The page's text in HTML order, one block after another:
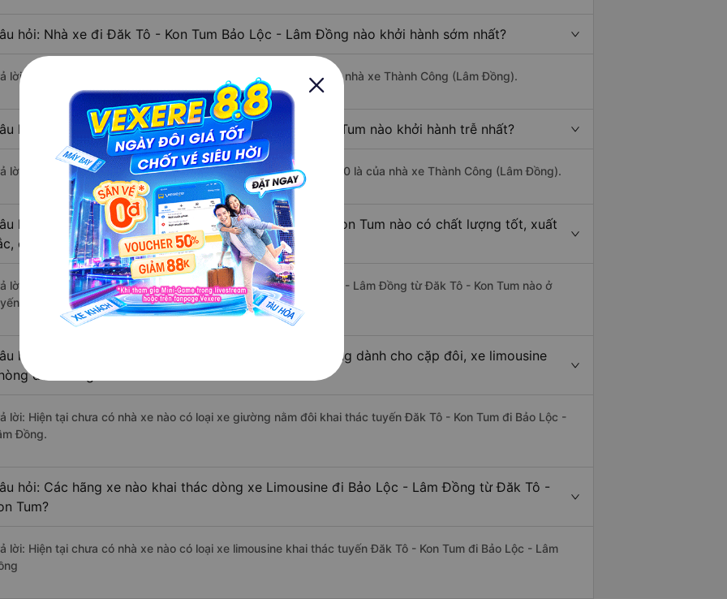
hỏi: Nhà xe đi Đăk Tô - Kon Tum Bảo Lộc - Lâm Đồng nào khởi hành sớm nhất?
lời: Chuyến xe có giờ xuất phát sớm nhất vào lúc 13:00 là của nhà xe Thành Công (Lâm Đồng).
hỏi: Nhà xe đi Bảo Lộc - Lâm Đồng từ Đăk Tô - Kon Tum nào khởi hành trễ nhất?
lời: Chuyến xe có giờ xuất phát trễ (muộn) nhất là vào lúc 13:00 là của nhà xe Thành Công (Lâm Đồng).
hỏi: Review xe đi Bảo Lộc - Lâm Đồng từ Đăk Tô - Kon Tum nào có chất lượng tốt, xuất
cao cấp nhất?
lời: Tạm thời chưa đủ review để đánh giá có nhà xe đi Bảo Lộc - Lâm Đồng từ Đăk Tô - Kon Tum nào ở
đường này có chất lượng xuất sắc.
hỏi: Có loại xe Đăk Tô - Kon Tum Bảo Lộc - Lâm Đồng dành cho cặp đôi, xe limousine
đôi không?
lời: Hiện tại chưa có nhà xe nào có loại xe giường nằm đôi khai thác tuyến Đăk Tô - Kon Tum đi Bảo Lộc -
Đồng.
hỏi: Các hãng xe nào khai thác dòng xe Limousine đi Bảo Lộc - Lâm Đồng từ Đăk Tô -
Tum?
lời: Hiện tại chưa có nhà xe nào có loại xe limousine khai thác tuyến Đăk Tô - Kon Tum đi Bảo Lộc - Lâm